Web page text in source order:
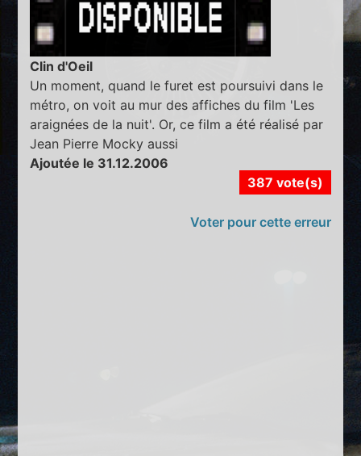
Clin d'Oeil
Un moment, quand le furet est poursuivi dans le
métro, on voit au mur des affiches du film 'Les
araignées de la nuit'. Or, ce film a été réalisé par
Jean Pierre Mocky aussi
Ajoutée le 31.12.2006
387 vote(s)
Voter pour cette erreur